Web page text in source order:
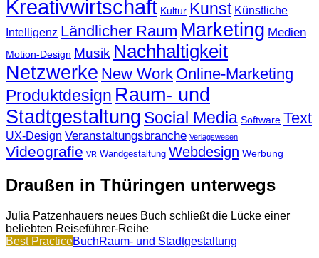
Kreativwirtschaft Kultur Kunst Künstliche
Intelligenz Ländlicher Raum Marketing Medien
Motion-Design Musik Nachhaltigkeit
Netzwerke New Work Online-Marketing
Produktdesign Raum- und
Stadtgestaltung Social Media Software Text
UX-Design Veranstaltungsbranche Verlagswesen
Videografie VR Wandgestaltung Webdesign Werbung
Draußen in Thüringen unterwegs
Julia Patzenhauers neues Buch schließt die Lücke einer
beliebten Reiseführer-Reihe
Best PracticeBuchRaum- und Stadtgestaltung